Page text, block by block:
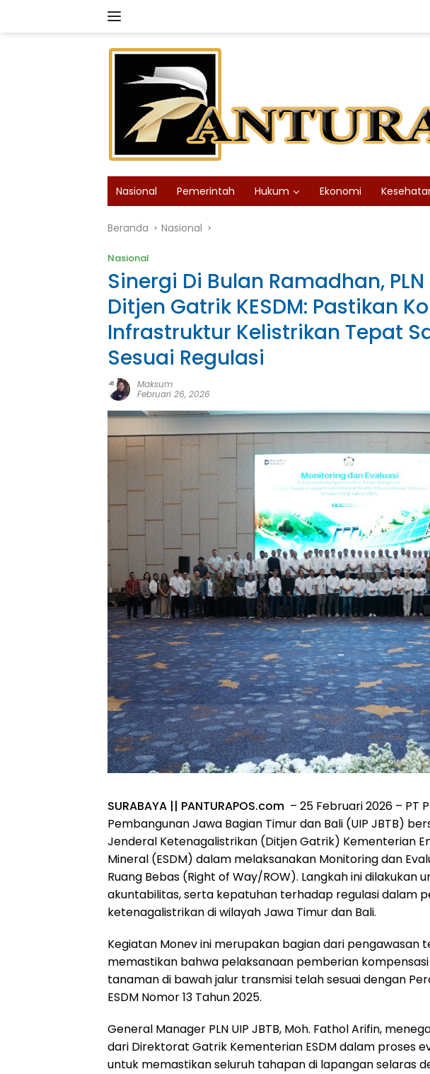
Nasional Pemerintah Hukum Ekonomi
Beranda Nasional
Nasional
Sinergi Di Bulan Ramadhan, PLN
Ditjen Gatrik KESDM: Pastikan
Infrastruktur Kelistrikan Tepat
Sesuai Regulasi
Maksum
Februari 26, 2026
SURABAYA || PANTURAPOS.com – 25 Februari 2026 – PT
Pembangunan Jawa Bagian Timur dan Bali (UIP JBTB)
Jenderal Ketenagalistrikan (Ditjen Gatrik) Kementerian
Mineral (ESDM) dalam melaksanakan Monitoring dan
Ruang Bebas (Right of Way/ROW). Langkah ini dilakukan
akuntabilitas, serta kepatuhan terhadap regulasi dalam
ketenagalistrikan di wilayah Jawa Timur dan Bali.
Kegiatan Monev ini merupakan bagian dari pengawasan
memastikan bahwa pelaksanaan pemberian
tanaman di bawah jalur transmisi telah sesuai dengan
ESDM Nomor 13 Tahun 2025.
General Manager PLN UIP JBTB, Moh. Fathol Arifin,
dari Direktorat Gatrik Kementerian ESDM dalam proses
untuk memastikan seluruh tahapan di lapangan selaras